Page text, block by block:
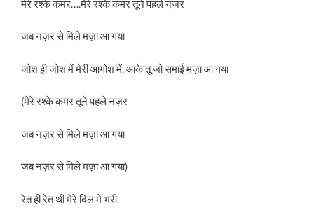
मेरे रश्के कमर….मेरे रश्के कमर तूने पहले नज़र
जब नज़र से मिले मज़ा आ गया
जोश ही जोश में मेरी आगोश में, आके तू जो समाई मज़ा आ गया
(मेरे रश्के कमर तूने पहले नज़र
जब नज़र से मिले मज़ा आ गया
जब नज़र से मिले मज़ा आ गया)
रेत ही रेत थी मेरे दिल में भरी